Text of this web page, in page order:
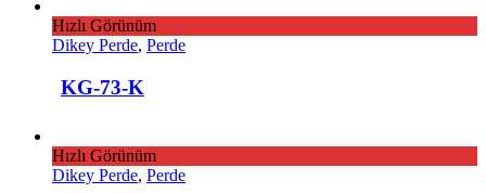
Hızlı Görünüm
Dikey Perde, Perde
KG-73-K
Hızlı Görünüm
Dikey Perde, Perde